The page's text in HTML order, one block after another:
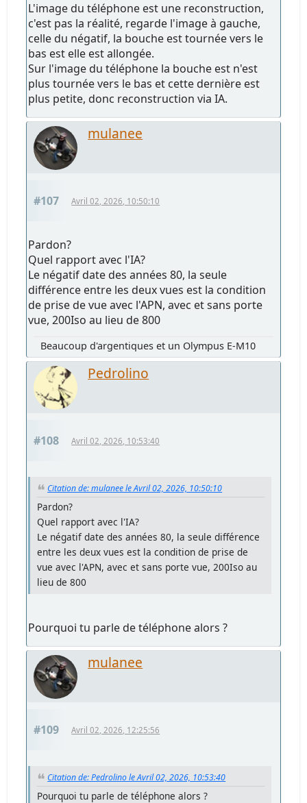
L'image du téléphone est une reconstruction,
c'est pas la réalité, regarde l'image à gauche,
celle du négatif, la bouche est tournée vers le
bas est elle est allongée.
Sur l'image du téléphone la bouche est n'est
plus tournée vers le bas et cette dernière est
plus petite, donc reconstruction via IA.
mulanee
#107 Avril 02, 2026, 10:50:10
Pardon?
Quel rapport avec l'IA?
Le négatif date des années 80, la seule
différence entre les deux vues est la condition
de prise de vue avec l'APN, avec et sans porte
vue, 200Iso au lieu de 800
Beaucoup d'argentiques et un Olympus E-M10
Pedrolino
#108 Avril 02, 2026, 10:53:40
Citation de: mulanee le Avril 02, 2026, 10:50:10
Pardon?
Quel rapport avec l'IA?
Le négatif date des années 80, la seule différence
entre les deux vues est la condition de prise de
vue avec l'APN, avec et sans porte vue, 200Iso au
lieu de 800
Pourquoi tu parle de téléphone alors ?
mulanee
#109 Avril 02, 2026, 12:25:56
Citation de: Pedrolino le Avril 02, 2026, 10:53:40
Pourquoi tu parle de téléphone alors ?